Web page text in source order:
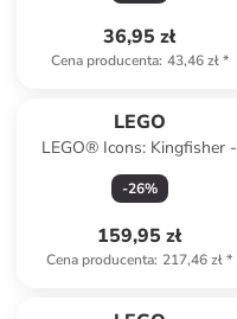
36,95 zł
Cena producenta: 43,46 zł*
LEGO
LEGO® Icons: Kingfisher -
18+
-26%
159,95 zł
Cena producenta: 217,46 zł*